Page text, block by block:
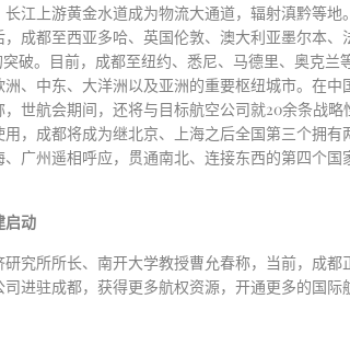
江上游黄金水道成为物流大通道，辐射滇黔等
，成都至西亚多哈、英国伦敦、 澳大利亚墨尔本、
突破。目前，成都至纽约、悉尼、马德里、奥克兰
、中东、大洋洲以及亚洲的重要枢纽城市。在
世航会期间，还将与目标航空公司就20余条战略
， 成都将成为继北京、上海之后全国第三个拥有
广州遥相呼应，贯通南北、连接东西的第四个
启动
究所所长、南开大学教授曹允春称，当前，成
进驻成都，获得更多航权资源，开通更多的国